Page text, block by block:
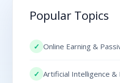
Popular Topics
✓ Online Earning &
✓ Artificial Intelligence